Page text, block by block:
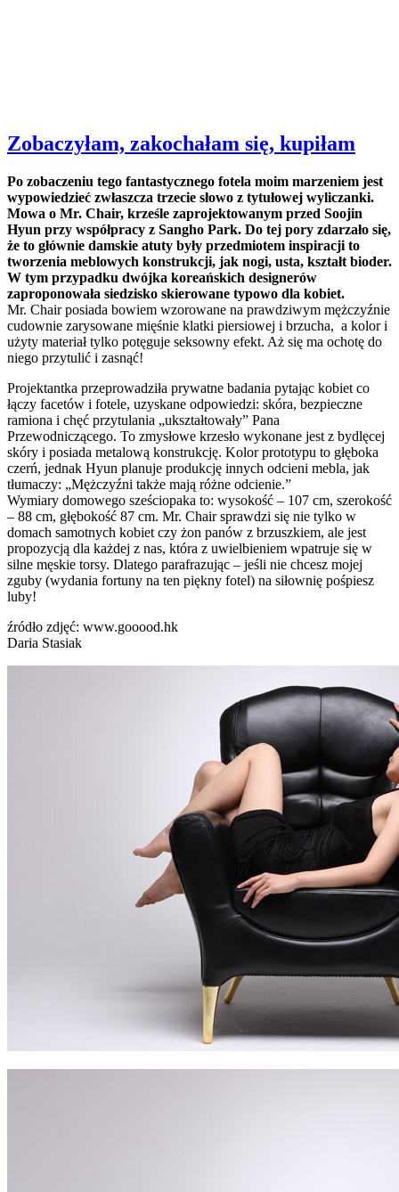
Zobaczyłam, zakochałam się, kupiłam
Po zobaczeniu tego fantastycznego fotela moim marzeniem jest
wypowiedzieć zwłaszcza trzecie słowo z tytułowej wyliczanki.
Mowa o Mr. Chair, krześle zaprojektowanym przed Soojin
Hyun przy współpracy z Sangho Park. Do tej pory zdarzało się,
że to głównie damskie atuty były przedmiotem inspiracji to
tworzenia meblowych konstrukcji, jak nogi, usta, kształt bioder.
W tym przypadku dwójka koreańskich designerów
zaproponowała siedzisko skierowane typowo dla kobiet.
Mr. Chair posiada bowiem wzorowane na prawdziwym mężczyźnie
cudownie zarysowane mięśnie klatki piersiowej i brzucha, a kolor i
użyty materiał tylko potęguje seksowny efekt. Aż się ma ochotę do
niego przytulić i zasnąć!
Projektantka przeprowadziła prywatne badania pytając kobiet co
łączy facetów i fotele, uzyskane odpowiedzi: skóra, bezpieczne
ramiona i chęć przytulania „ukształtowały” Pana
Przewodniczącego. To zmysłowe krzesło wykonane jest z bydlęcej
skóry i posiada metalową konstrukcję. Kolor prototypu to głęboka
czerń, jednak Hyun planuje produkcję innych odcieni mebla, jak
tłumaczy: „Mężczyźni także mają różne odcienie.”
Wymiary domowego sześciopaka to: wysokość – 107 cm, szerokość
– 88 cm, głębokość 87 cm. Mr. Chair sprawdzi się nie tylko w
domach samotnych kobiet czy żon panów z brzuszkiem, ale jest
propozycją dla każdej z nas, która z uwielbieniem wpatruje się w
silne męskie torsy. Dlatego parafrazując – jeśli nie chcesz mojej
zguby (wydania fortuny na ten piękny fotel) na siłownię pośpiesz
luby!
źródło zdjęć: www.gooood.hk
Daria Stasiak